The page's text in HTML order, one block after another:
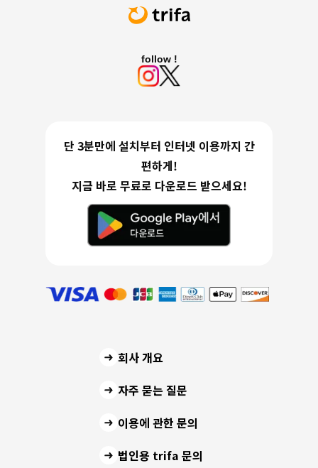
follow !
단 3분만에 설치부터 인터넷 이용까지 간
편하게!
지금 바로 무료로 다운로드 받으세요!
회사 개요
자주 묻는 질문
이용에 관한 문의
법인용 trifa 문의